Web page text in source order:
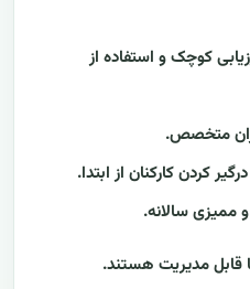
کوچک و استفاده از
متخصص.
کردن کارکنان از ابتدا.
ممیزی سالانه.
قابل مدیریت هستند.